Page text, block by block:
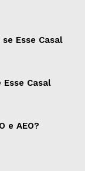
Esse Casal
Casal
e AEO?